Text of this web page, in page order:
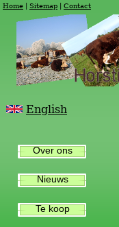
Home Sitemap Contact
English
Over ons
Nieuws
Te koop